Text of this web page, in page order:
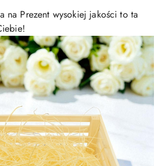
na Prezent wysokiej jakości to ta